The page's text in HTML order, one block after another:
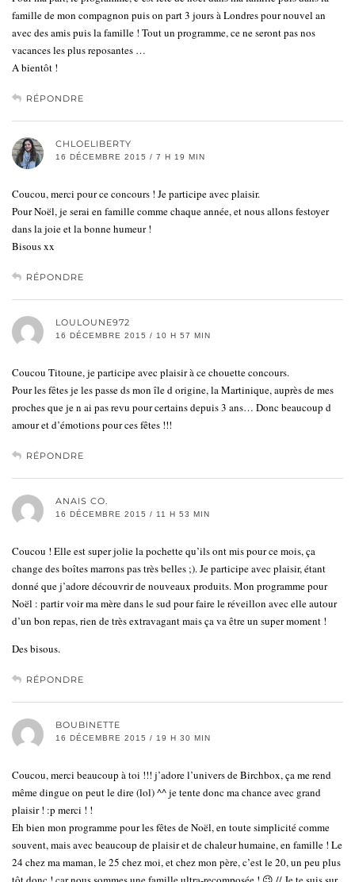
famille de mon compagnon puis on part 3 jours à Londres pour nouvel an
avec des amis puis la famille ! Tout un programme, ce ne seront pas nos
vacances les plus reposantes …
A bientôt !
RÉPONDRE
CHLOELIBERTY
16 DÉCEMBRE 2015 / 7 H 19 MIN
Coucou, merci pour ce concours ! Je participe avec plaisir.
Pour Noël, je serai en famille comme chaque année, et nous allons festoyer
dans la joie et la bonne humeur !
Bisous xx
RÉPONDRE
LOULOUNE972
16 DÉCEMBRE 2015 / 10 H 57 MIN
Coucou Titoune, je participe avec plaisir à ce chouette concours.
Pour les fêtes je les passe ds mon île d origine, la Martinique, auprès de mes
proches que je n ai pas revu pour certains depuis 3 ans… Donc beaucoup d
amour et d’émotions pour ces fêtes !!!
RÉPONDRE
ANAIS CO.
16 DÉCEMBRE 2015 / 11 H 53 MIN
Coucou ! Elle est super jolie la pochette qu’ils ont mis pour ce mois, ça
change des boîtes marrons pas très belles ;). Je participe avec plaisir, étant
donné que j’adore découvrir de nouveaux produits. Mon programme pour
Noël : partir voir ma mère dans le sud pour faire le réveillon avec elle autour
d’un bon repas, rien de très extravagant mais ça va être un super moment !
Des bisous.
RÉPONDRE
BOUBINETTE
16 DÉCEMBRE 2015 / 19 H 30 MIN
Coucou, merci beaucoup à toi !!! j’adore l’univers de Birchbox, ça me rend
même dingue on peut le dire (lol) ^^ je tente donc ma chance avec grand
plaisir ! :p merci ! !
Eh bien mon programme pour les fêtes de Noël, en toute simplicité comme
souvent, mais avec beaucoup de plaisir et de chaleur humaine, en famille ! Le
24 chez ma maman, le 25 chez moi, et chez mon père, c’est le 20, un peu plus